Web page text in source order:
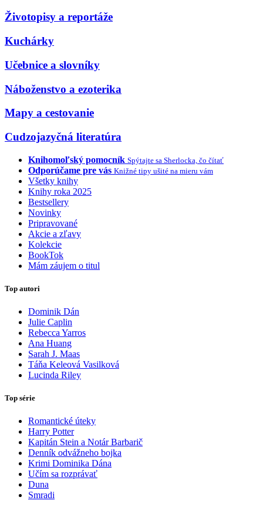
Životopisy a reportáže
Kuchárky
Učebnice a slovníky
Náboženstvo a ezoterika
Mapy a cestovanie
Cudzojazyčná literatúra
Knihomoľský pomocník Spýtajte sa Sherlocka, čo čítať
Odporúčame pre vás Knižné tipy ušité na mieru vám
Všetky knihy
Knihy roka 2025
Bestsellery
Novinky
Pripravované
Akcie a zľavy
Kolekcie
BookTok
Mám záujem o titul
Top autori
Dominik Dán
Julie Caplin
Rebecca Yarros
Ana Huang
Sarah J. Maas
Táňa Keleová Vasilková
Lucinda Riley
Top série
Romantické úteky
Harry Potter
Kapitán Stein a Notár Barbarič
Denník odvážneho bojka
Krimi Dominika Dána
Učím sa rozprávať
Duna
Smradi